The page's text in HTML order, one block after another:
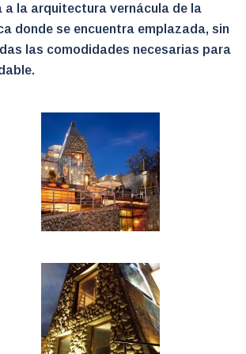
a la arquitectura vernácula de la
donde se encuentra emplazada, sin
las comodidades necesarias para